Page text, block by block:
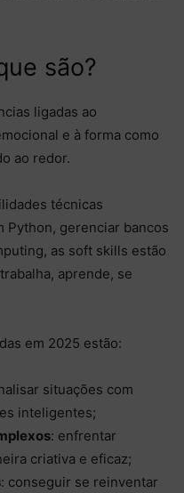
são?
ligadas ao
e à forma como
ao redor.
técnicas
Python, gerenciar bancos
as soft skills estão
aprende, se
em 2025 estão:
situações com
inteligentes;
: enfrentar
criativa e eficaz;
: conseguir se reinventar